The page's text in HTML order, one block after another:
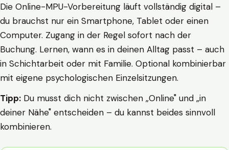
Die Online-MPU-Vorbereitung läuft vollständig digital –
du brauchst nur ein Smartphone, Tablet oder einen
Computer. Zugang in der Regel sofort nach der
Buchung. Lernen, wann es in deinen Alltag passt – auch
in Schichtarbeit oder mit Familie. Optional kombinierbar
mit eigene psychologischen Einzelsitzungen.
Tipp: Du musst dich nicht zwischen „Online" und „in
deiner Nähe" entscheiden – du kannst beides sinnvoll
kombinieren.